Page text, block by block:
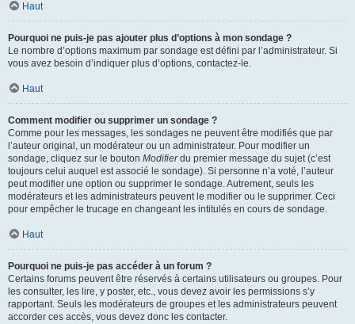
Haut
Pourquoi ne puis-je pas ajouter plus d’options à mon sondage ?
Le nombre d’options maximum par sondage est défini par l’administrateur. Si
vous avez besoin d’indiquer plus d’options, contactez-le.
Haut
Comment modifier ou supprimer un sondage ?
Comme pour les messages, les sondages ne peuvent être modifiés que par
l’auteur original, un modérateur ou un administrateur. Pour modifier un
sondage, cliquez sur le bouton Modifierdu premier message du sujet (c’est
toujours celui auquel est associé le sondage). Si personne n’a voté, l’auteur
peut modifier une option ou supprimer le sondage. Autrement, seuls les
modérateurs et les administrateurs peuvent le modifier ou le supprimer. Ceci
pour empêcher le trucage en changeant les intitulés en cours de sondage.
Haut
Pourquoi ne puis-je pas accéder à un forum ?
Certains forums peuvent être réservés à certains utilisateurs ou groupes. Pour
les consulter, les lire, y poster, etc., vous devez avoir les permissions s’y
rapportant. Seuls les modérateurs de groupes et les administrateurs peuvent
accorder ces accès, vous devez donc les contacter.